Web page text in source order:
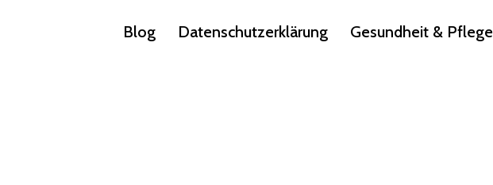
Blog Datenschutzerklärung Gesundheit & Pflege